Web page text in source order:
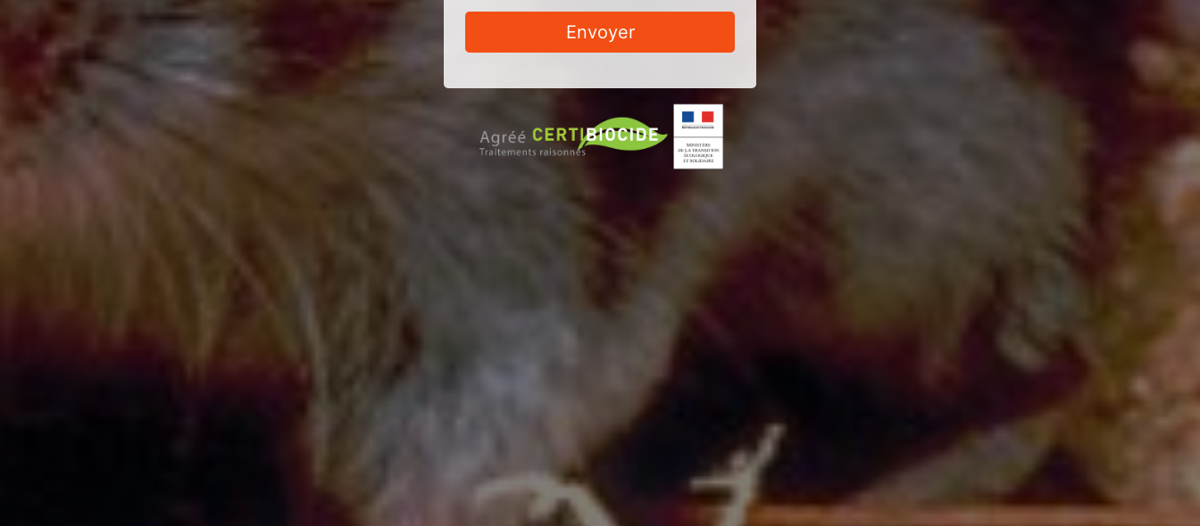
Envoyer